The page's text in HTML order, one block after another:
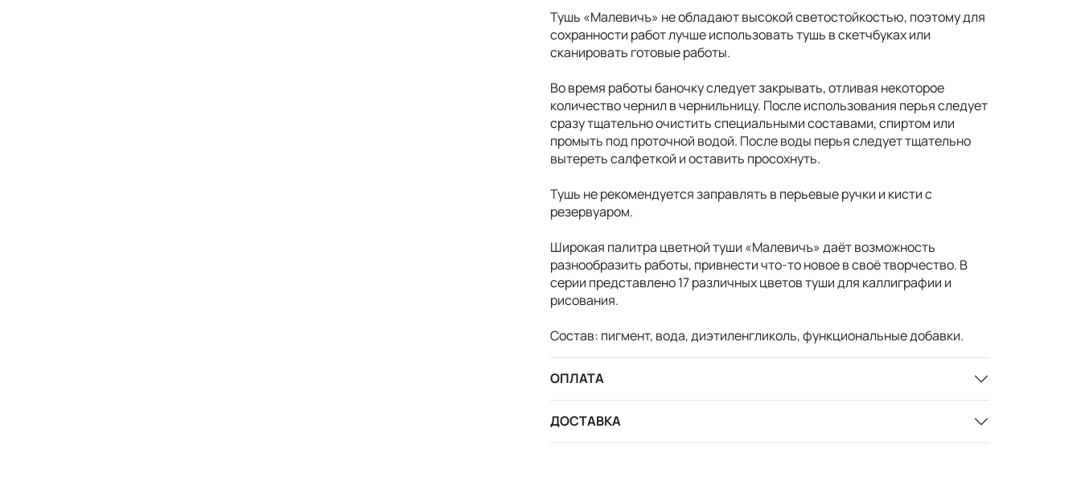
Тушь «Малевичъ» не обладают высокой светостойкостью, поэтому для
сохранности работ лучше использовать тушь в скетчбуках или
сканировать готовые работы.
Во время работы баночку следует закрывать, отливая некоторое
количество чернил в чернильницу. После использования перья следует
сразу тщательно очистить специальными составами, спиртом или
промыть под проточной водой. После воды перья следует тщательно
вытереть салфеткой и оставить просохнуть.
Тушь не рекомендуется заправлять в перьевые ручки и кисти с
резервуаром.
Широкая палитра цветной туши «Малевичъ» даёт возможность
разнообразить работы, привнести что-то новое в своё творчество. В
серии представлено 17 различных цветов туши для каллиграфии и
рисования.
Состав: пигмент, вода, диэтиленгликоль, функциональные добавки.
ОПЛАТА
ДОСТАВКА